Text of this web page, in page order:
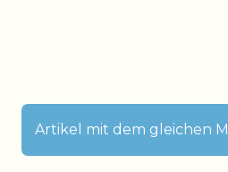
Artikel mit dem gleichen